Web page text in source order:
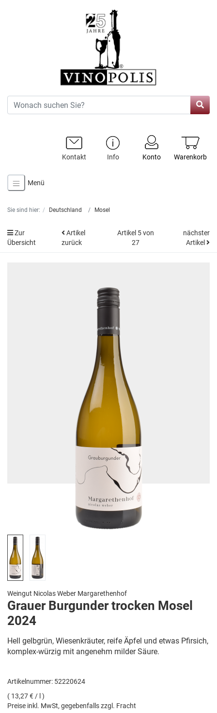
Warenkorb
Konto
Info
Kontakt
Menü
Sie sind hier: Deutschland Mosel
Zur
Übersicht
Artikel
zurück
Artikel 5 von
27
nächster
Artikel
Weingut Nicolas Weber Margarethenhof
Grauer Burgunder trocken Mosel
2024
Hell gelbgrün, Wiesenkräuter, reife Äpfel und etwas Pfirsich,
komplex-würzig mit angenehm milder Säure.
Artikelnummer: 52220624
( 13,27 € / l )
Preise inkl. MwSt, gegebenfalls zzgl. Fracht